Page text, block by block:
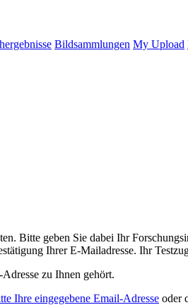
Bildsammlungen My Upload
Bitte geben Sie dabei Ihr
Ihrer E-Mailadresse. Ihr
zu Ihnen gehört.
Ihre eingegebene Email-Adresse oder